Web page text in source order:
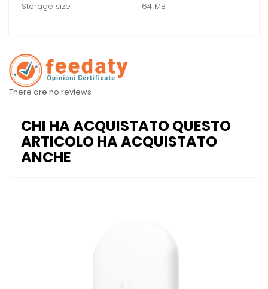
Storage size 64 MB
There are no reviews
CHI HA ACQUISTATO QUESTO
ARTICOLO HA ACQUISTATO
ANCHE